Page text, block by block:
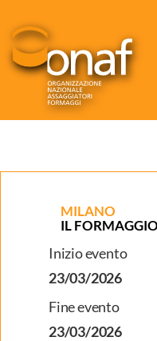
MILANO
IL
Inizio evento
23/03/2026
Fine evento
23/03/2026